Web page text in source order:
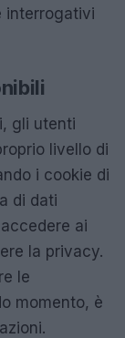
interrogativi
gli utenti
livello di
i cookie di
di dati
ai
la privacy.
le
momento, è